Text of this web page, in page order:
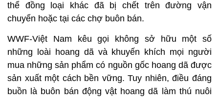
thể đồng loại khác đã bị chết trên đường vận
chuyển hoặc tại các chợ buôn bán.
WWF-Việt Nam kêu gọi không sở hữu một số
những loài hoang dã và khuyến khích mọi người
mua những sản phẩm có nguồn gốc hoang dã được
sản xuất một cách bền vững. Tuy nhiên, điều đáng
buồn là buôn bán động vật hoang dã làm thú nuôi